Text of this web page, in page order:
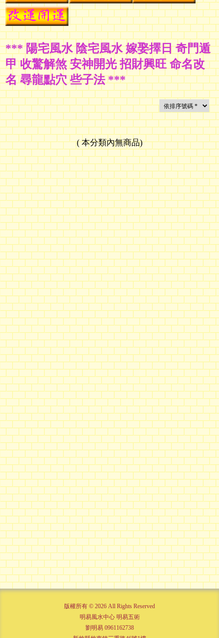
***陽宅風水 陰宅風水 嫁娶擇日 奇門遁
甲 收驚解煞 安神開光 招財興旺 命名改
名 尋龍點穴 些子法 ***
(本分類內無商品)
版權所有 © 2026 All Rights Reserved
明易風水中心 明易五術
劉明易 0961162738